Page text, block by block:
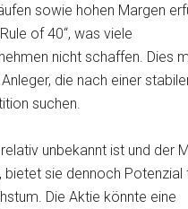
sowie hohen Margen
of 40“, was viele
nicht schaffen. Dies
die nach einer
suchen.
unbekannt ist und der
bietet sie dennoch Potenzial
Die Aktie könnte eine